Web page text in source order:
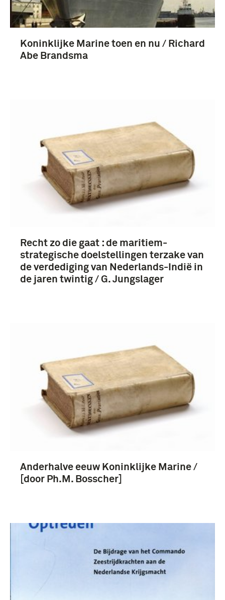
Koninklijke Marine toen en nu / Richard
Abe Brandsma
Recht zo die gaat : de maritiem-
strategische doelstellingen terzake van
de verdediging van Nederlands-Indië in
de jaren twintig / G. Jungslager
Anderhalve eeuw Koninklijke Marine /
[door Ph.M. Bosscher]